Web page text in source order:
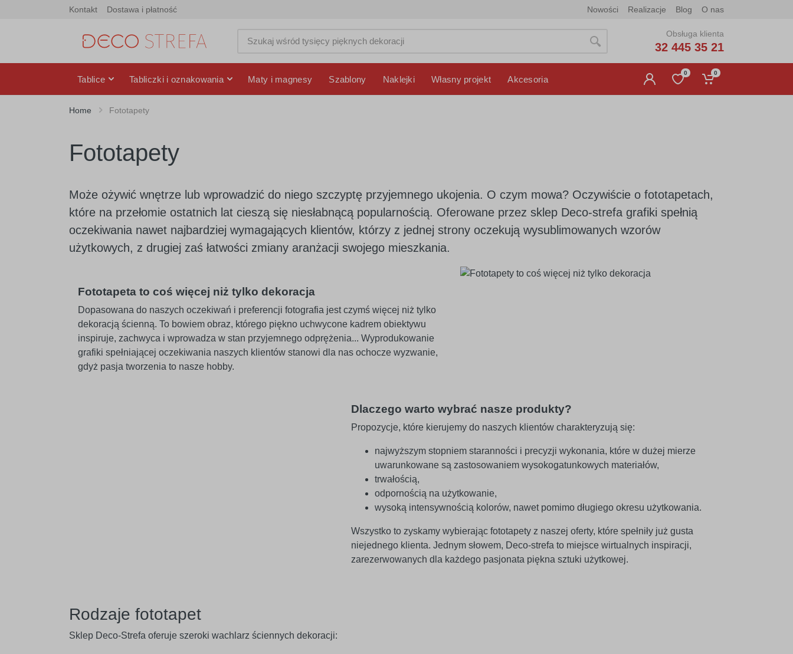
Kontakt Dostawa i płatność Nowości Realizacje Blog O nas
Obsługa klienta
32 445 35 21
Tablice Tabliczki i oznakowania Maty i magnesy Szablony Naklejki Własny projekt Akcesoria
0 0
Home Fototapety
Fototapety
Może ożywić wnętrze lub wprowadzić do niego szczyptę przyjemnego ukojenia. O czym mowa? Oczywiście o fototapetach,
które na przełomie ostatnich lat cieszą się niesłabnącą popularnością. Oferowane przez sklep Deco-strefa grafiki spełnią
oczekiwania nawet najbardziej wymagających klientów, którzy z jednej strony oczekują wysublimowanych wzorów
użytkowych, z drugiej zaś łatwości zmiany aranżacji swojego mieszkania.
Fototapeta to coś więcej niż tylko dekoracja
Dopasowana do naszych oczekiwań i preferencji fotografia jest czymś więcej niż tylko
dekoracją ścienną. To bowiem obraz, którego piękno uchwycone kadrem obiektywu
inspiruje, zachwyca i wprowadza w stan przyjemnego odprężenia... Wyprodukowanie
grafiki spełniającej oczekiwania naszych klientów stanowi dla nas ochocze wyzwanie,
gdyż pasja tworzenia to nasze hobby.
Dlaczego warto wybrać nasze produkty?
Propozycje, które kierujemy do naszych klientów charakteryzują się:
najwyższym stopniem staranności i precyzji wykonania, które w dużej mierze
uwarunkowane są zastosowaniem wysokogatunkowych materiałów,
trwałością,
odpornością na użytkowanie,
wysoką intensywnością kolorów, nawet pomimo długiego okresu użytkowania.
Wszystko to zyskamy wybierając fototapety z naszej oferty, które spełniły już gusta
niejednego klienta. Jednym słowem, Deco-strefa to miejsce wirtualnych inspiracji,
zarezerwowanych dla każdego pasjonata piękna sztuki użytkowej.
Rodzaje fototapet
Sklep Deco-Strefa oferuje szeroki wachlarz ściennych dekoracji: